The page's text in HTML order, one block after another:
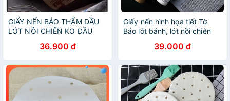
GIẤY NẾN BÁO THẤM DẦU
LÓT NỒI CHIÊN KO DẦU
36.900 đ
Giấy nến hình họa tiết Tờ
Báo lót bánh, lót nồi chiên
39.000 đ